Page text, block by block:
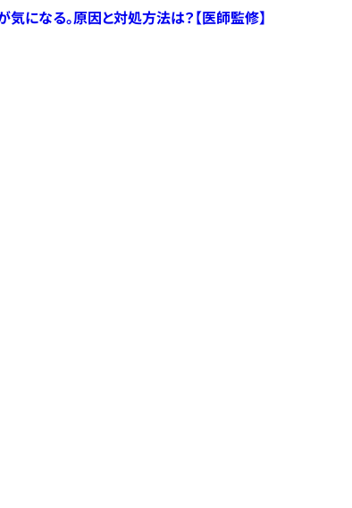
になる。原因と対処方法は？【医師監修】